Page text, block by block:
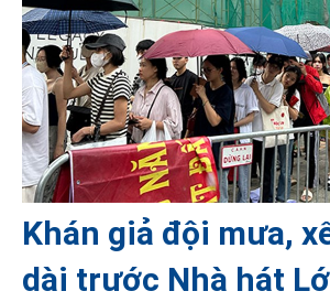
Khán giả đội mưa,
dài trước Nhà hát